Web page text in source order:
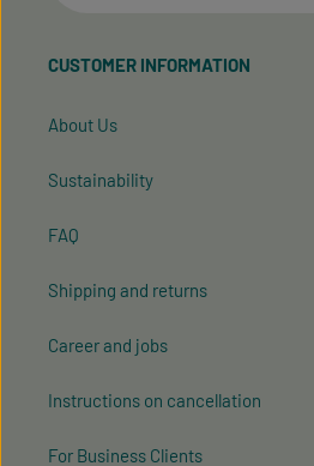
ourgeneral terms and conditions
CUSTOMER INFORMATION
About Us
Sustainability
FAQ
Shipping and returns
Career and jobs
Instructions on cancellation
For Business Clients